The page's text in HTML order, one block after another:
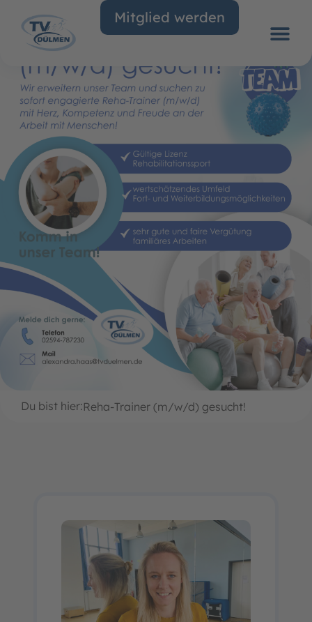
Mitglied werden
Du bist hier:Reha-Trainer (m/w/d) gesucht!